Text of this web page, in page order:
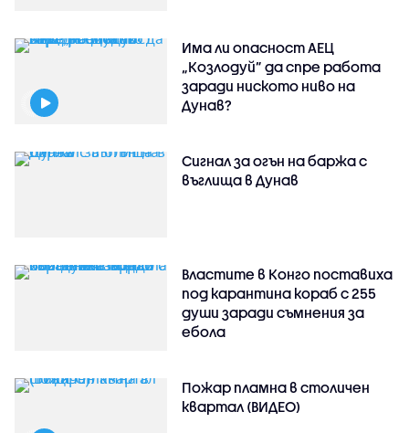
Има ли опасност АЕЦ
„Козлодуй” да спре работа
заради ниското ниво на
Дунав?
Сигнал за огън на баржа с
въглища в Дунав
Властите в Конго поставиха
под карантина кораб с 255
души заради съмнения за
ебола
Пожар пламна в столичен
квартал (ВИДЕО)